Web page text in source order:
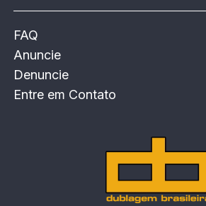
FAQ
Anuncie
Denuncie
Entre em Contato